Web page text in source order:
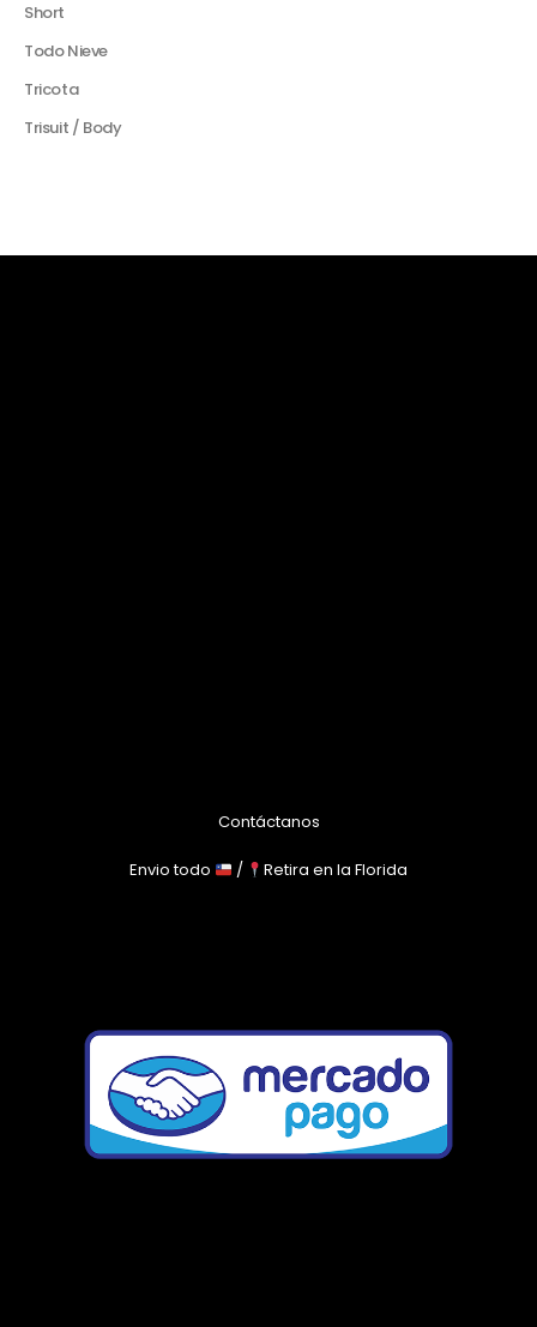
Short
Todo Nieve
Tricota
Trisuit / Body
Contáctanos
Envio todo / Retira en la Florida